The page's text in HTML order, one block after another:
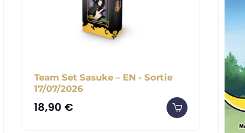
Team Set Sasuke – EN - Sortie
17/07/2026
18,90 €